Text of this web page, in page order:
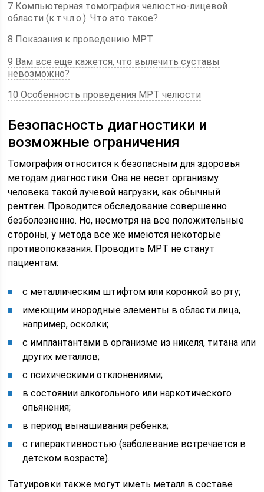
7 Компьютерная томография челюстно-лицевой
области (к.т.ч.л.о.). Что это такое?
8 Показания к проведению МРТ
9 Вам все еще кажется, что вылечить суставы
невозможно?
10 Особенность проведения МРТ челюсти
Безопасность диагностики и
возможные ограничения
Томография относится к безопасным для здоровья
методам диагностики. Она не несет организму
человека такой лучевой нагрузки, как обычный
рентген. Проводится обследование совершенно
безболезненно. Но, несмотря на все положительные
стороны, у метода все же имеются некоторые
противопоказания. Проводить МРТ не станут
пациентам:
с металлическим штифтом или коронкой во рту;
имеющим инородные элементы в области лица,
например, осколки;
с имплантантами в организме из никеля, титана или
других металлов;
с психическими отклонениями;
в состоянии алкогольного или наркотического
опьянения;
в период вынашивания ребенка;
с гиперактивностью (заболевание встречается в
детском возрасте).
Татуировки также могут иметь металл в составе